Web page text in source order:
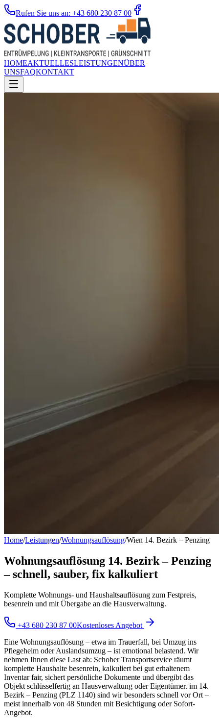
Rufen Sie uns an: +43 680 230 87 00
HOMEAKTUELLESLEISTUNGENÜBER
UNSFAQKONTAKT
Home/Leistungen/Wohnungsauflösung/Wien 14. Bezirk – Penzing
Wohnungsauflösung 14. Bezirk – Penzing
– schnell, sauber, fix kalkuliert
Komplette Wohnungs- und Haushaltsauflösung zum Festpreis,
besenrein und mit Übergabe an die Hausverwaltung.
+43 680 230 87 00Kostenloses Angebot
Eine Wohnungsauflösung – etwa im Trauerfall, bei Umzug ins
Pflegeheim oder Auslandsumzug – ist emotional belastend. Wir
nehmen Ihnen diese Last ab: Schober Transportservice räumt
komplette Haushalte besenrein, kalkuliert bei gut erhaltenem
Inventar fair, sichert persönliche Dokumente und übergibt das
Objekt schlüsselfertig an Hausverwaltung oder Eigentümer. im 14.
Bezirk – Penzing (PLZ 1140) sind wir besonders schnell vor Ort –
meist innerhalb von 48 Stunden mit Besichtigung oder Sofort-
Angebot.